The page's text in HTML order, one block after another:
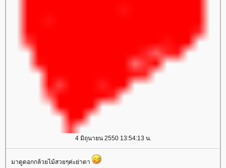
4 มิถุนายน 2550 13:54:13 น.
มาดูดอกกล้วยไม้สวยๆค่ะย่าดา